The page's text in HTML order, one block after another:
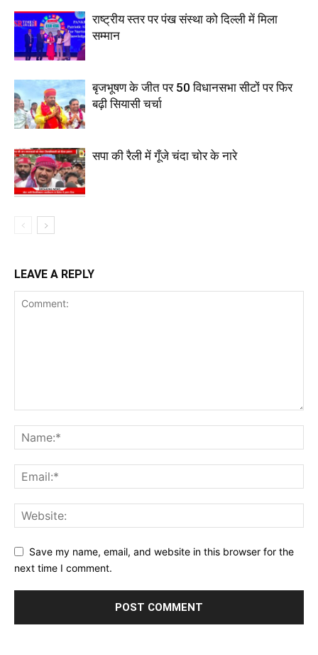
राष्ट्रीय स्तर पर पंख संस्था को दिल्ली में मिला
सम्मान
बृजभूषण के जीत पर 50 विधानसभा सीटों पर फिर
बढ़ी सियासी चर्चा
सपा की रैली में गूँजे चंदा चोर के नारे
LEAVE A REPLY
Save my name, email, and website in this browser for the
next time I comment.